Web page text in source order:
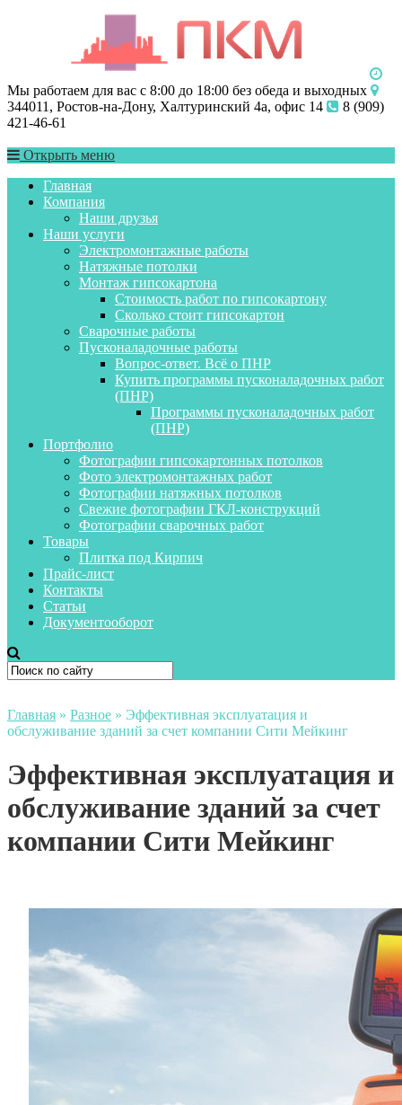
Мы работаем для вас с 8:00 до 18:00 без обеда и выходных
344011, Ростов-на-Дону, Халтуринский 4а, офис 14
8 (909)
421-46-61
Открыть меню
Главная
Компания
Наши друзья
Наши услуги
Электромонтажные работы
Натяжные потолки
Монтаж гипсокартона
Стоимость работ по гипсокартону
Сколько стоит гипсокартон
Сварочные работы
Пусконаладочные работы
Вопрос-ответ. Всё о ПНР
Купить программы пусконаладочных работ
(ПНР)
Программы пусконаладочных работ
(ПНР)
Портфолио
Фотографии гипсокартонных потолков
Фото электромонтажных работ
Фотографии натяжных потолков
Свежие фотографии ГКЛ-конструкций
Фотографии сварочных работ
Товары
Плитка под Кирпич
Прайс-лист
Контакты
Статьи
Документооборот
Главная » Разное » Эффективная эксплуатация и
обслуживание зданий за счет компании Сити Мейкинг
Эффективная эксплуатация и
обслуживание зданий за счет
компании Сити Мейкинг